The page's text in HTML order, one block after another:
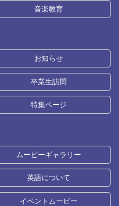
音楽教育
お知らせ
卒業生訪問
特集ページ
ムービーギャラリー
英語について
イベントムービー